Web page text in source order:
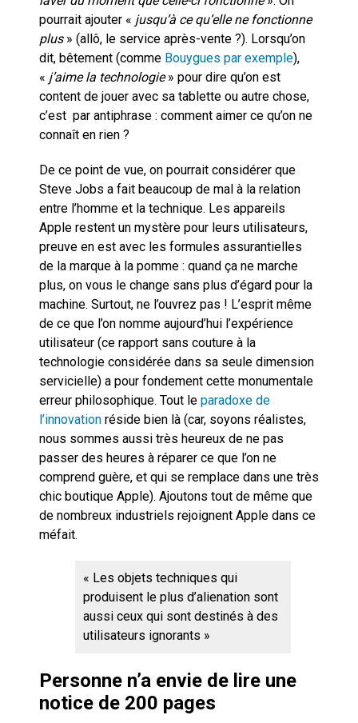
pourrait ajouter « jusqu’à ce qu’elle ne fonctionne
plus» (allô, le service après-vente ?). Lorsqu’on
dit, bêtement (comme Bouygues par exemple),
« j’aime la technologie» pour dire qu’on est
content de jouer avec sa tablette ou autre chose,
c’est par antiphrase : comment aimer ce qu’on ne
connaît en rien ?
De ce point de vue, on pourrait considérer que
Steve Jobs a fait beaucoup de mal à la relation
entre l’homme et la technique. Les appareils
Apple restent un mystère pour leurs utilisateurs,
preuve en est avec les formules assurantielles
de la marque à la pomme : quand ça ne marche
plus, on vous le change sans plus d’égard pour la
machine. Surtout, ne l’ouvrez pas ! L’esprit même
de ce que l’on nomme aujourd’hui l’expérience
utilisateur (ce rapport sans couture à la
technologie considérée dans sa seule dimension
servicielle) a pour fondement cette monumentale
erreur philosophique. Tout le paradoxe de
l’innovation réside bien là (car, soyons réalistes,
nous sommes aussi très heureux de ne pas
passer des heures à réparer ce que l’on ne
comprend guère, et qui se remplace dans une très
chic boutique Apple). Ajoutons tout de même que
de nombreux industriels rejoignent Apple dans ce
méfait.
« Les objets techniques qui
produisent le plus d’alienation sont
aussi ceux qui sont destinés à des
utilisateurs ignorants »
Personne n’a envie de lire une
notice de 200 pages